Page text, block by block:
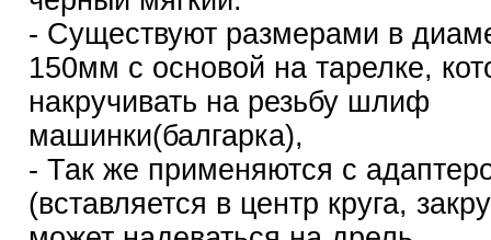
- Существуют размерами в
150мм с основой на тарелке,
накручивать на резьбу шлиф
машинки(балгарка),
- Так же применяются с
(вставляется в центр круга,